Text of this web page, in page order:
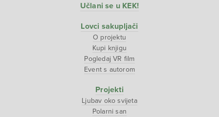
Učlani se u KEK!
Lovci sakupljači
O projektu
Kupi knjigu
Pogledaj VR film
Event s autorom
Projekti
Ljubav oko svijeta
Polarni san